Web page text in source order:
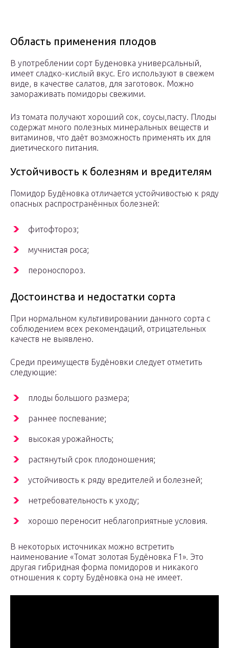
Область применения плодов
В употреблении сорт Буденовка универсальный,
имеет сладко-кислый вкус. Его используют в свежем
виде, в качестве салатов, для заготовок. Можно
замораживать помидоры свежими.
Из томата получают хороший сок, соусы,пасту. Плоды
содержат много полезных минеральных веществ и
витаминов, что даёт возможность применять их для
диетического питания.
Устойчивость к болезням и вредителям
Помидор Будёновка отличается устойчивостью к ряду
опасных распространённых болезней:
фитофтороз;
мучнистая роса;
пероноспороз.
Достоинства и недостатки сорта
При нормальном культивировании данного сорта с
соблюдением всех рекомендаций, отрицательных
качеств не выявлено.
Среди преимуществ Будёновки следует отметить
следующие:
плоды большого размера;
раннее поспевание;
высокая урожайность;
растянутый срок плодоношения;
устойчивость к ряду вредителей и болезней;
нетребовательность к уходу;
хорошо переносит неблагоприятные условия.
В некоторых источниках можно встретить
наименование «Томат золотая Будёновка F1». Это
другая гибридная форма помидоров и никакого
отношения к сорту Будёновка она не имеет.